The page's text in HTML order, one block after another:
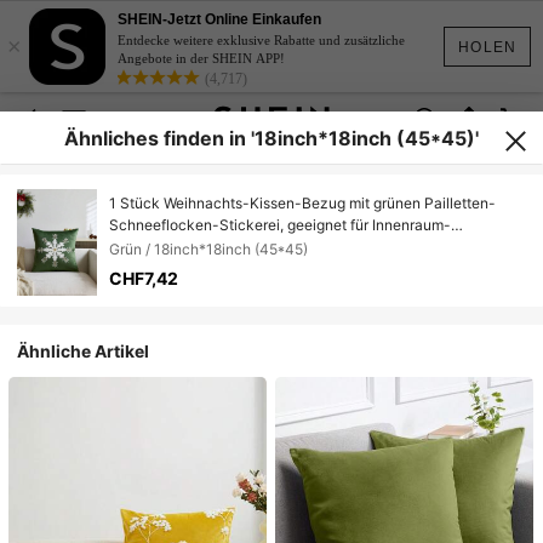
HOLEN
×
SHEIN-Jetzt Online Einkaufen
Entdecke weitere exklusive Rabatte und zusätzliche
Angebote in der SHEIN APP!
(4,717)
Ähnliches finden in '18inch*18inch (45*45)'
1 Stück Weihnachts-Kissen-Bezug mit grünen Pailletten-
Schneeflocken-Stickerei, geeignet für Innenraum-
Dekoration, Weihnachts-Deko-Kissenbezug, Kissenfüllung
nicht enthalten
Grün / 18inch*18inch (45*45)
CHF7,42
Ähnliche Artikel